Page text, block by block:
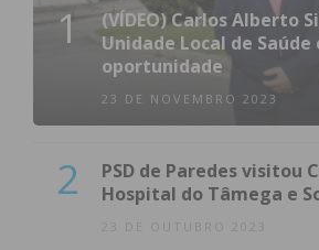
1
(VÍDEO) Carlos Alberto
Unidade Local de Saúde
oportunidade
23 DE NOVEMBRO 2023
2
PSD de Paredes visitou
Hospital do Tâmega e
23 DE OUTUBRO 2023